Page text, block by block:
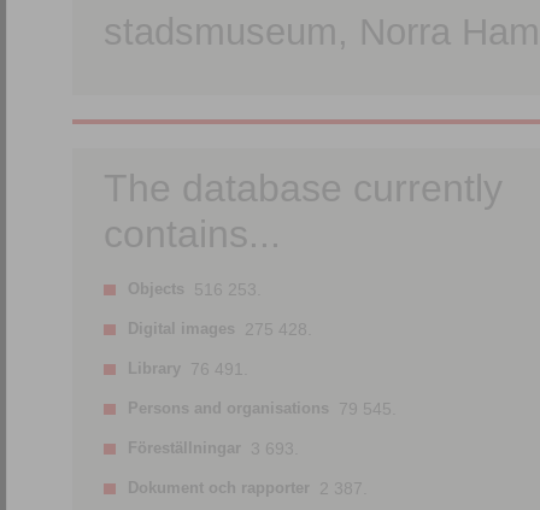
stadsmuseum, Norra
The database currently
contains...
Objects 516 253.
Digital images 275 428.
Library 76 491.
Persons and organisations 79 545.
Föreställningar 3 693.
Dokument och rapporter 2 387.